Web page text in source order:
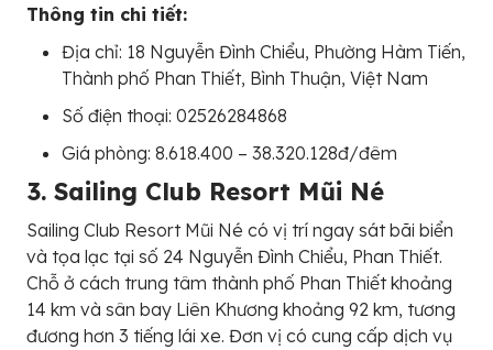
Thông tin chi tiết:
Địa chỉ: 18 Nguyễn Đình Chiểu, Phường Hàm Tiến,
Thành phố Phan Thiết, Bình Thuận, Việt Nam
Số điện thoại: 02526284868
Giá phòng: 8.618.400 – 38.320.128đ/đêm
3. Sailing Club Resort Mũi Né
Sailing Club Resort Mũi Né có vị trí ngay sát bãi biển
và tọa lạc tại số 24 Nguyễn Đình Chiểu, Phan Thiết.
Chỗ ở cách trung tâm thành phố Phan Thiết khoảng
14 km và sân bay Liên Khương khoảng 92 km, tương
đương hơn 3 tiếng lái xe. Đơn vị có cung cấp dịch vụ